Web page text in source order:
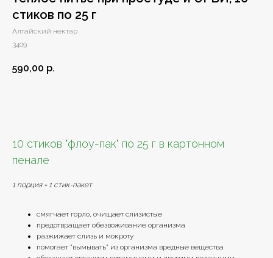
стиков по 25 г
Алтайский нектар
3409
590,00 р.
10 стиков "флоу-пак" по 25 г в картонном
пенале
1 порция = 1 стик-пакет
смягчает горло, очищает слизистые
предотвращает обезвоживание организма
разжижает слизь и мокроту
помогает "вымывать" из организма вредные вещества